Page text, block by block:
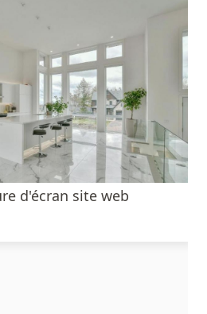
d'écran site web